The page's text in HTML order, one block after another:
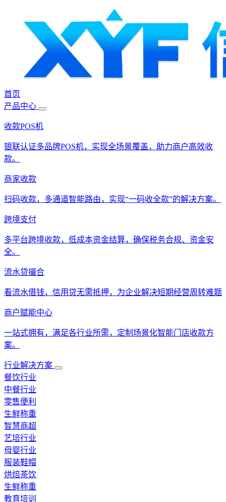
首页
产品中心
收款POS机
银联认证多品牌POS机，实现全场景覆盖，助力商户高效收
款。
商家收款
扫码收款，多通道智能路由，实现“一码收全款”的解决方案。
跨境支付
多平台跨境收款，低成本资金结算，确保税务合规、资金安
全。
流水贷撮合
看流水借钱，信用贷无需抵押，为企业解决短期经营周转难题
商户赋能中心
一站式拥有，满足各行业所需，定制场景化智能门店收款方
案。
行业解决方案
餐饮行业
中餐行业
零售便利
生鲜称重
智慧商超
艺培行业
母婴行业
服装鞋帽
烘焙茶饮
生鲜称重
教育培训